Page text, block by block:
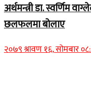
अर्थमन्त्री डा. स्वर्णिम
छलफलमा बोलाए
२०७९ श्रावण १६, सोमबार